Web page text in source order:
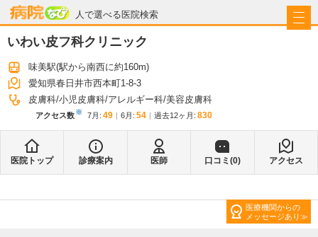
人で選べる医院検索
病院なび
いわい皮フ科クリニック
味美駅(駅から南西に約160m)
愛知県春日井市西本町1-8-3
皮膚科 小児皮膚科 アレルギー科 美容皮膚科
アクセス数※ 7月 : 49 6月 : 54 過去12ヶ月: 830
医院トップ 診療案内 医師 口コミ(0) アクセス
医療機関からの
メッセージあり